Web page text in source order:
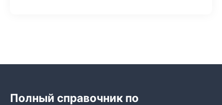
Полный справочник по